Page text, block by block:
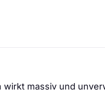
wirkt massiv und